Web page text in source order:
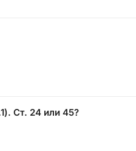
Ст. 24 или 45?